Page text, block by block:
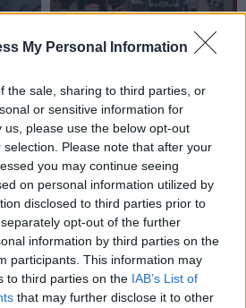
My Personal Information
the sale, sharing to third parties, or
or sensitive information for
please use the below opt-out
Please note that after your
you may continue seeing
on personal information utilized by
disclosed to third parties prior to
opt-out of the further
information by third parties on the
participants. This information may
to third parties on the IAB’s List of
that may further disclose it to other
Kriminalai
vos be namų neliko
keturios šeimos